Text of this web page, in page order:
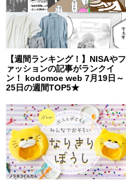
【週間ランキング！】NISAやフ
ァッションの記事がランクイ
ン！ kodomoe web 7月19日～
25日の週間TOP5★